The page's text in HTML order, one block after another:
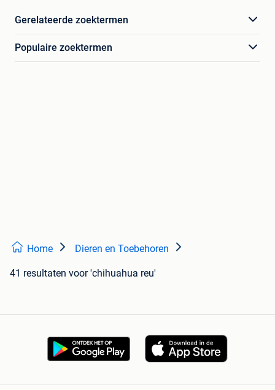
Gerelateerde zoektermen
Populaire zoektermen
Home Dieren en Toebehoren
41 resultaten voor 'chihuahua reu'